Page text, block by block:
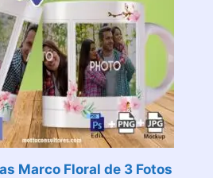
Marco Floral de 3 Fotos